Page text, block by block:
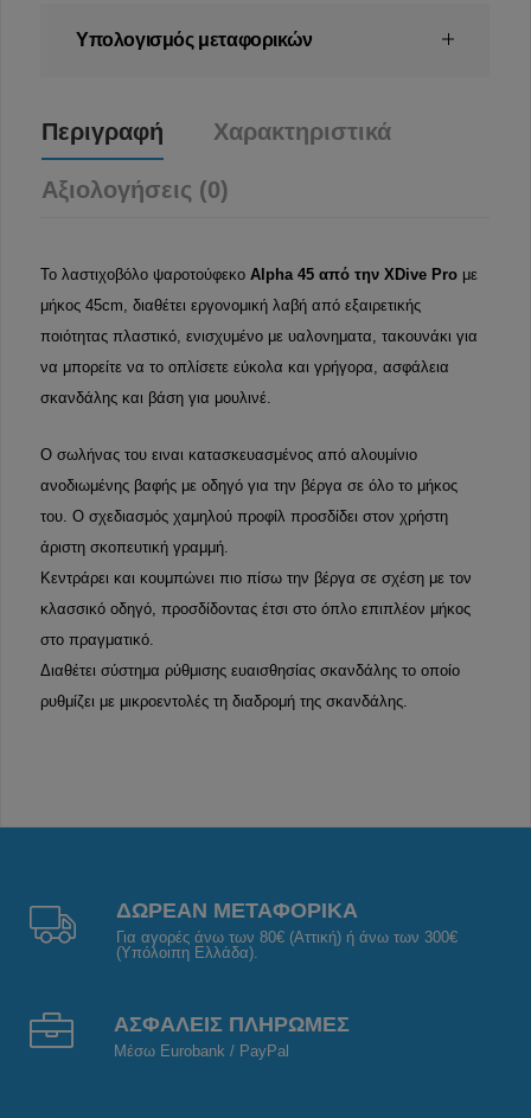
Υπολογισμός μεταφορικών
Περιγραφή Χαρακτηριστικά
Αξιολογήσεις (0)
Το λαστιχοβόλο ψαροτούφεκο Alpha 45 από την XDive Pro με
μήκος 45cm, διαθέτει εργονομική λαβή από εξαιρετικής
ποιότητας πλαστικό, ενισχυμένο με υαλονηματα, τακουνάκι για
να μπορείτε να το οπλίσετε εύκολα και γρήγορα, ασφάλεια
σκανδάλης και βάση για μουλινέ.
Ο σωλήνας του ειναι κατασκευασμένος από αλουμίνιο
ανοδιωμένης βαφής με οδηγό για την βέργα σε όλο το μήκος
του. Ο σχεδιασμός χαμηλού προφίλ προσδίδει στον χρήστη
άριστη σκοπευτική γραμμή.
Κεντράρει και κουμπώνει πιο πίσω την βέργα σε σχέση με τον
κλασσικό οδηγό, προσδίδοντας έτσι στο όπλο επιπλέον μήκος
στο πραγματικό.
Διαθέτει σύστημα ρύθμισης ευαισθησίας σκανδάλης το οποίο
ρυθμίζει με μικροεντολές τη διαδρομή της σκανδάλης.
ΔΩΡΕΑΝ ΜΕΤΑΦΟΡΙΚΑ
Για αγορές άνω των 80€ (Αττική) ή άνω των 300€
(Υπόλοιπη Ελλάδα).
ΑΣΦΑΛΕΙΣ ΠΛΗΡΩΜΕΣ
Μέσω Eurobank / PayPal